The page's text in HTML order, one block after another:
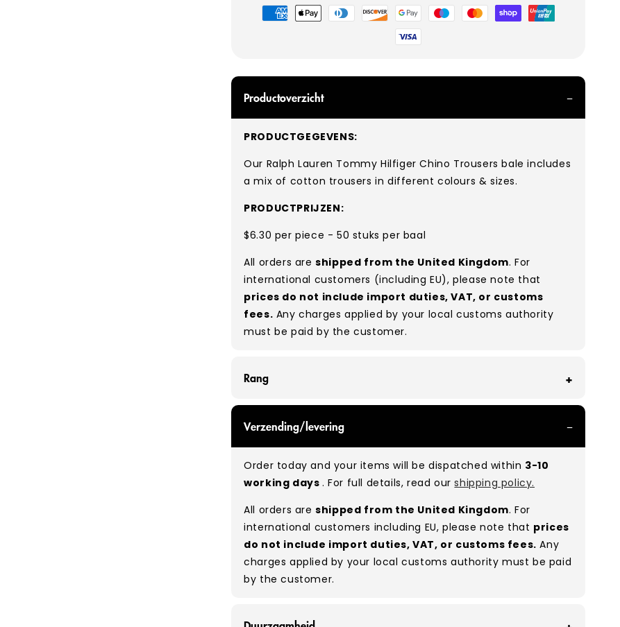
Betaalmethoden
Productoverzicht
PRODUCTGEGEVENS:
Our Ralph Lauren Tommy Hilfiger Chino Trousers bale includes
a mix of cotton trousers in different colours & sizes.
PRODUCTPRIJZEN:
$6.30 per piece - 50 stuks per baal
All orders areshipped from the United Kingdom. For
international customers (including EU), please note that
prices do not include import duties, VAT, or customs
fees. Any charges applied by your local customs authority
must be paid by the customer.
Rang
items that are in great condition with minimal signs of wear.
While they are used, they remain free of significant defects
and are in excellent shape overall.
Please note: As these are vintage/used garments, a small
percentage (5–10%) may have minor flaws such as small
tears, holes, or stains. While we carefully inspect all items, a
degree of human error is possible. Condition can vary slightly
Verzending/levering
Order today and your items will be dispatched within 3-10
working days . For full details, read ourshipping policy.
All orders areshipped from the United Kingdom. For
international customers including EU, please note that prices
do not include import duties, VAT, or customs fees. Any
charges applied by your local customs authority must be paid
by the customer.